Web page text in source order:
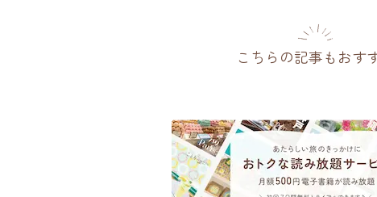
こちらの記事もおす